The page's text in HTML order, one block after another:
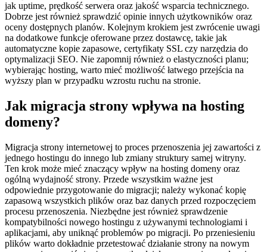
jak uptime, prędkość serwera oraz jakość wsparcia technicznego.
Dobrze jest również sprawdzić opinie innych użytkowników oraz
oceny dostępnych planów. Kolejnym krokiem jest zwrócenie uwagi
na dodatkowe funkcje oferowane przez dostawcę, takie jak
automatyczne kopie zapasowe, certyfikaty SSL czy narzędzia do
optymalizacji SEO. Nie zapomnij również o elastyczności planu;
wybierając hosting, warto mieć możliwość łatwego przejścia na
wyższy plan w przypadku wzrostu ruchu na stronie.
Jak migracja strony wpływa na hosting
domeny?
Migracja strony internetowej to proces przenoszenia jej zawartości z
jednego hostingu do innego lub zmiany struktury samej witryny.
Ten krok może mieć znaczący wpływ na hosting domeny oraz
ogólną wydajność strony. Przede wszystkim ważne jest
odpowiednie przygotowanie do migracji; należy wykonać kopię
zapasową wszystkich plików oraz baz danych przed rozpoczęciem
procesu przenoszenia. Niezbędne jest również sprawdzenie
kompatybilności nowego hostingu z używanymi technologiami i
aplikacjami, aby uniknąć problemów po migracji. Po przeniesieniu
plików warto dokładnie przetestować działanie strony na nowym